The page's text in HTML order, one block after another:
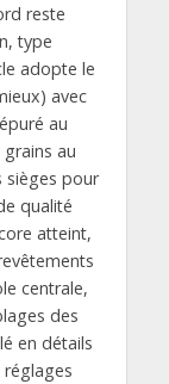
reste
type
adopte le
avec
au
au
sièges pour
qualité
atteint,
centrale,
des
en détails